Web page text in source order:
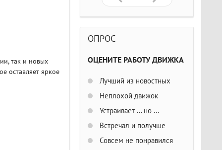
так и новых
оставляет яркое
ОПРОС
ОЦЕНИТЕ РАБОТУ ДВИЖКА
Лучший из новостных
Неплохой движок
Устраивает ... но ...
Встречал и получше
Совсем не понравился